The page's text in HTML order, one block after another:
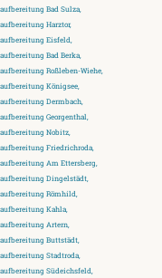
Bad Sulza,
Harztor,
Eisfeld,
Bad Berka,
Roßleben-Wiehe,
Königsee,
Dermbach,
Georgenthal,
Nobitz,
Friedrichroda,
Am Ettersberg,
Dingelstädt,
Römhild,
Kahla,
Artern,
Buttstädt,
Stadtroda,
Südeichsfeld,